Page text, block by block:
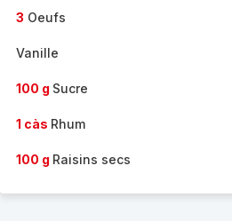
3 Oeufs
Vanille
100 g Sucre
1 càs Rhum
100 g Raisins secs